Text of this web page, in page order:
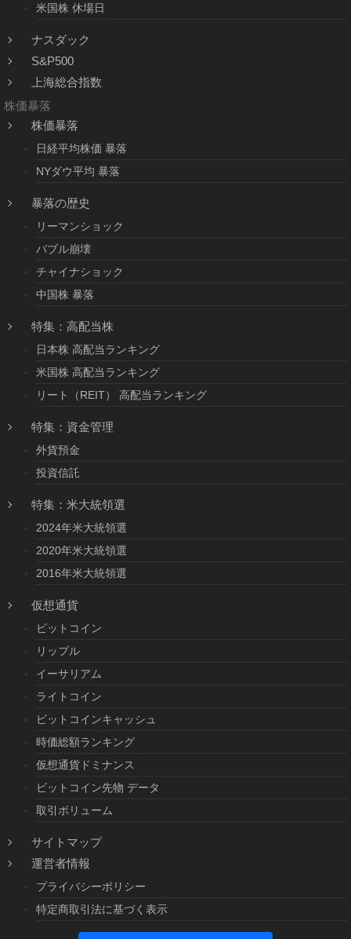
米国株 休場日
ナスダック
S&P500
上海総合指数
株価暴落
株価暴落
日経平均株価 暴落
NYダウ平均 暴落
暴落の歴史
リーマンショック
バブル崩壊
チャイナショック
中国株 暴落
特集：高配当株
日本株 高配当ランキング
米国株 高配当ランキング
リート（REIT） 高配当ランキング
特集：資金管理
外貨預金
投資信託
特集：米大統領選
2024年米大統領選
2020年米大統領選
2016年米大統領選
仮想通貨
ビットコイン
リップル
イーサリアム
ライトコイン
ビットコインキャッシュ
時価総額ランキング
仮想通貨ドミナンス
ビットコイン先物 データ
取引ボリューム
サイトマップ
運営者情報
プライバシーポリシー
特定商取引法に基づく表示